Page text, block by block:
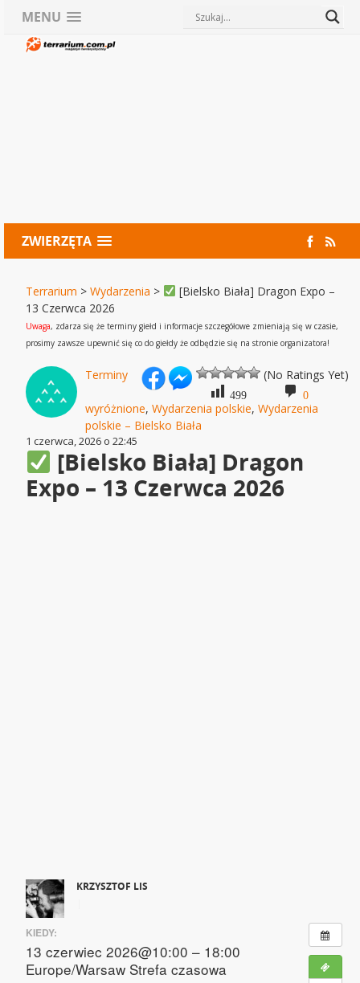
MENU
ZWIERZĘTA
Terrarium >Wydarzenia >
[Bielsko Biała] Dragon Expo –
13 Czerwca 2026
Uwaga, zdarza się że terminy giełd i informacje szczegółowe zmieniają się w czasie,
prosimy zawsze upewnić się co do giełdy że odbędzie się na stronie organizatora!
(No Ratings Yet)
499 0
Terminy
wyróżnione,Wydarzenia polskie,Wydarzenia
polskie – Bielsko Biała
1 czerwca, 2026 o 22:45
[Bielsko Biała] Dragon
Expo – 13 Czerwca 2026
KRZYSZTOF LIS
KIEDY:
13 czerwiec 2026@10:00 – 18:00
Europe/Warsaw Strefa czasowa